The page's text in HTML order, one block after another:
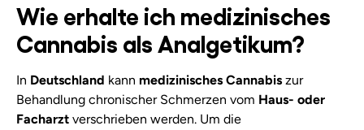
Wie erhalte ich medizinisches
Cannabis als Analgetikum?
In Deutschland kann medizinisches Cannabiszur
Behandlung chronischer Schmerzen vom Haus- oder
Facharztverschrieben werden. Um die